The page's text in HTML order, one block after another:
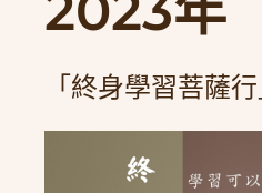
「終身學習菩薩